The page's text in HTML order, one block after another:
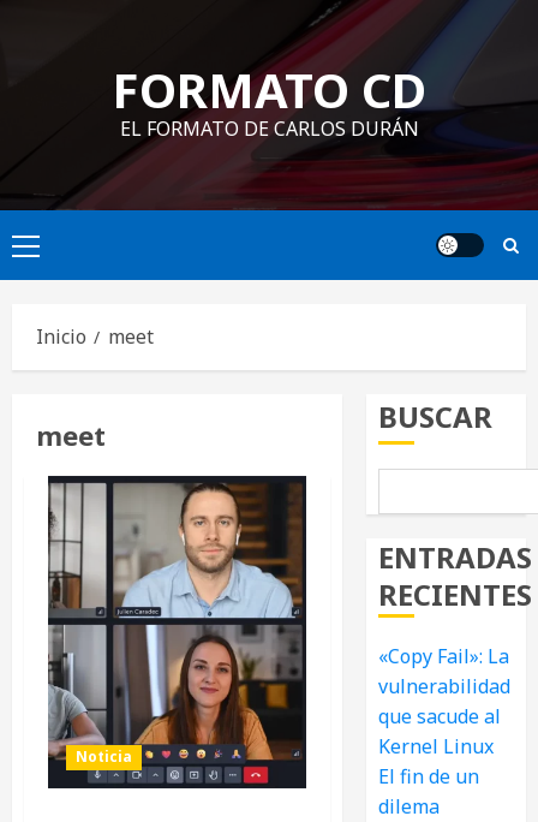
FORMATO CD
EL FORMATO DE CARLOS DURÁN
Menú
principal
Inicio meet
meet
Noticia
BUSCAR
ENTRADAS
RECIENTES
«Copy Fail»: La
vulnerabilidad
que sacude al
Kernel Linux
El fin de un
dilema